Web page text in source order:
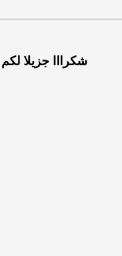
شكرااا جزيلا لكم